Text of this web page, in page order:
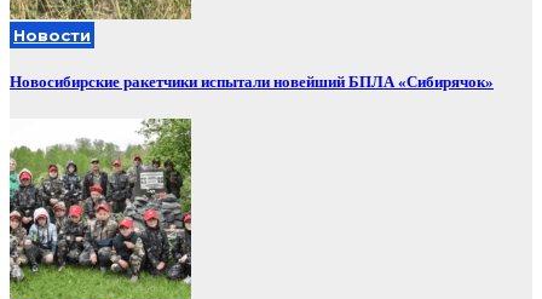
Новости
Новосибирские ракетчики испытали новейший БПЛА «Сибирячок»